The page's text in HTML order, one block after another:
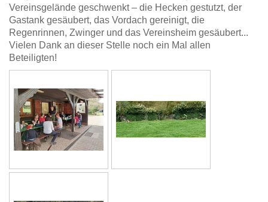
Vereinsgelände geschwenkt – die Hecken gestutzt, der
Gastank gesäubert, das Vordach gereinigt, die
Regenrinnen, Zwinger und das Vereinsheim gesäubert...
Vielen Dank an dieser Stelle noch ein Mal allen
Beteiligten!